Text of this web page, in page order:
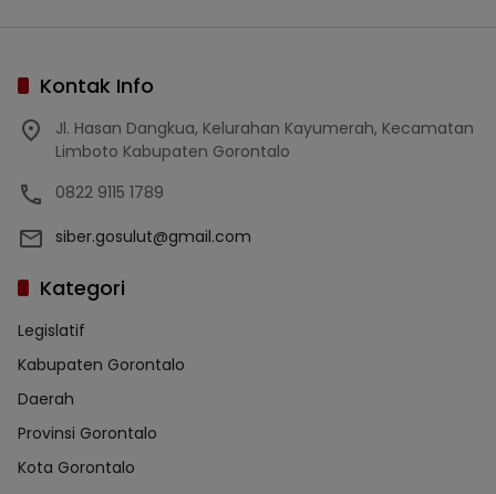
Kontak Info
Jl. Hasan Dangkua, Kelurahan Kayumerah, Kecamatan
Limboto Kabupaten Gorontalo
0822 9115 1789
siber.gosulut@gmail.com
Kategori
Legislatif
Kabupaten Gorontalo
Daerah
Provinsi Gorontalo
Kota Gorontalo